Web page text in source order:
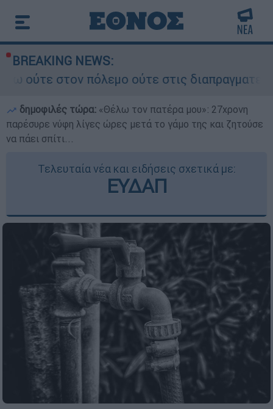
BREAKING NEWS:
ούτε στις διαπραγματεύσεις» - Οι έξι
δημοφιλές τώρα: «Θέλω τον πατέρα μου»: 27χρονη
παρέσυρε νύφη λίγες ώρες μετά το γάμο της και ζητούσε
να πάει σπίτι...
Τελευταία νέα και ειδήσεις σχετικά με:
ΕΥΔΑΠ